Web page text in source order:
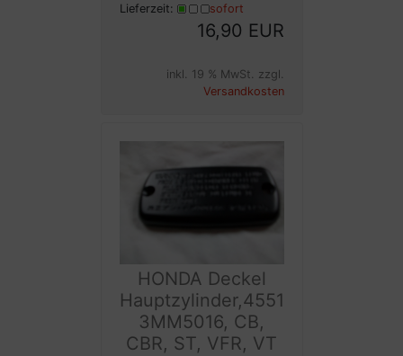
Lieferzeit: sofort
16,90 EUR
inkl. 19 % MwSt. zzgl.
Versandkosten
HONDA Deckel
Hauptzylinder,4551
3MM5016, CB,
CBR, ST, VFR, VT